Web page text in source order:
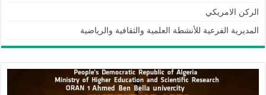
الركن الامريكي
المديرية الفرعية للأنشطة العلمية والثقافية والرياضية